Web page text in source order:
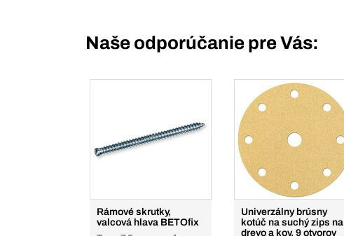
Naše odporúčanie pre Vás:
Rámové skrutky,
valcová hlava BETOfix
Univerzálny brúsny
kotúč na suchý zips na
drevo a kov, 9 otvorov